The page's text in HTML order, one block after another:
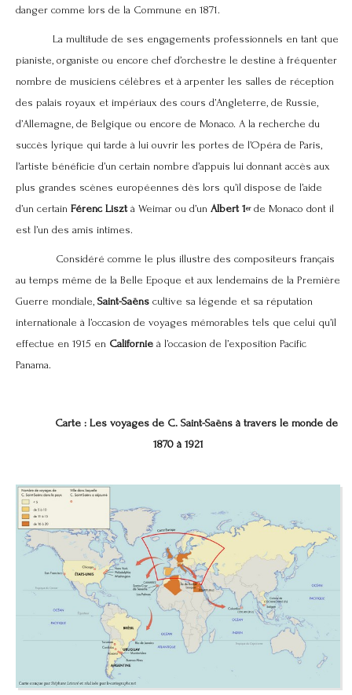
danger comme lors de la Commune en 1871.
La multitude de ses engagements professionnels en tant que
pianiste, organiste ou encore chef d’orchestre le destine à fréquenter
nombre de musiciens célèbres et à arpenter les salles de réception
des palais royaux et impériaux des cours d’Angleterre, de Russie,
d’Allemagne, de Belgique ou encore de Monaco. A la recherche du
succès lyrique qui tarde à lui ouvrir les portes de l’Opéra de Paris,
l’artiste bénéficie d’un certain nombre d’appuis lui donnant accès aux
plus grandes scènes européennes dès lors qu’il dispose de l’aide
d’un certain Férenc Lisztà Weimar ou d’un Albert 1erde Monaco dont il
est l’un des amis intimes.
Considéré comme le plus illustre des compositeurs français
au temps même de la Belle Epoque et aux lendemains de la Première
Guerre mondiale, Saint-Saëns cultive sa légende et sa réputation
internationale à l’occasion de voyages mémorables tels que celui qu’il
effectue en 1915 en Californie à l’occasion de l’exposition Pacific
Panama.
Carte : Les voyages de C. Saint-Saëns à travers le monde de
1870 à 1921